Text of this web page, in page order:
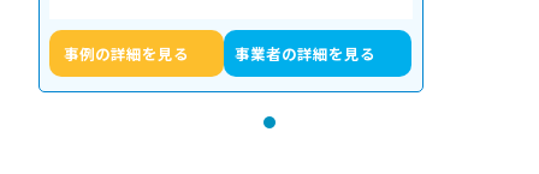
事例の詳細を見る 事業者の詳細を見る